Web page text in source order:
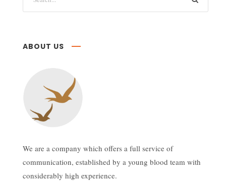
ABOUT US
We are a company which offers a full service of
communication, established by a young blood team with
considerably high experience.